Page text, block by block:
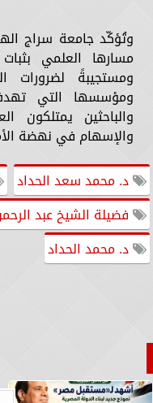
وتُؤكّد جامعة سراج
مسارها العلمي
ومستجيبةً لضرورات
ومؤسسها التي
والباحثين يمتلكون
والإسهام في نهضة
د. محمد سعد الحداد
فضيلة الشيخ عبد
د. محمد الحداد